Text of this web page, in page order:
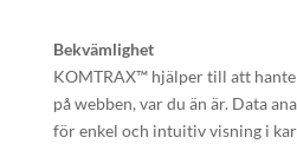
Bekvämlighet
KOMTRAX™ hjälper till att
på webben, var du än är. Data
för enkel och intuitiv visning i